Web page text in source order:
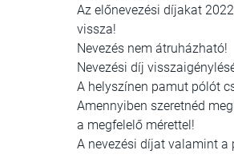
Az előnevezési díjakat
vissza!
Nevezés nem átruházható!
Nevezési díj
A helyszínen pamut pólót
Amennyiben szeretnéd
a megfelelő mérettel!
A nevezési díjat valamint